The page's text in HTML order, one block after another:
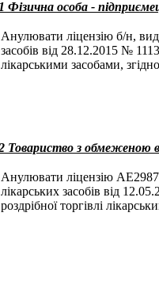
Фізична особа -
Анулювати ліцензію б/н,
засобів від 28.12.2015 №
лікарськими засобами,
Товариство з
Анулювати ліцензію
лікарських засобів від
роздрібної торгівлі